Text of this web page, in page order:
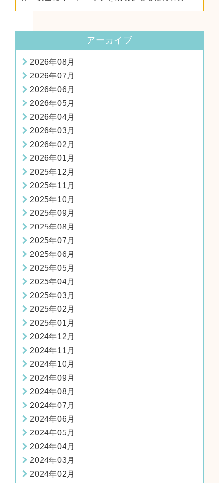
法！
アーカイブ
2026年08月
2026年07月
2026年06月
2026年05月
2026年04月
2026年03月
2026年02月
2026年01月
2025年12月
2025年11月
2025年10月
2025年09月
2025年08月
2025年07月
2025年06月
2025年05月
2025年04月
2025年03月
2025年02月
2025年01月
2024年12月
2024年11月
2024年10月
2024年09月
2024年08月
2024年07月
2024年06月
2024年05月
2024年04月
2024年03月
2024年02月